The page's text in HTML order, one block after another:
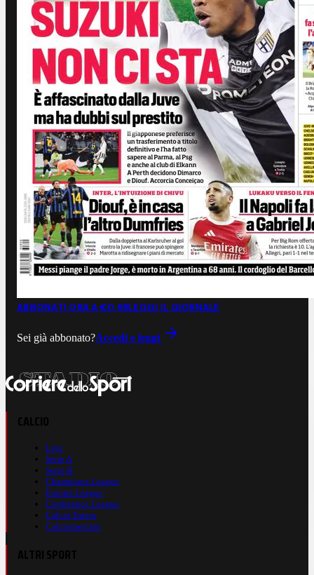
ABBONATI ORA A €0,99LEGGI IL GIORNALE
Sei già abbonato?Accedi e leggi
Live
Serie A
Serie B
Champions League
Europa League
Conference League
Calcio Estero
Calciomercato